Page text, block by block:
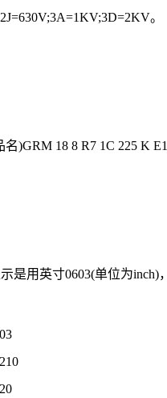
。
)GRM 18 8 R7 1C 225 K
是用英寸0603(单位为inch)，